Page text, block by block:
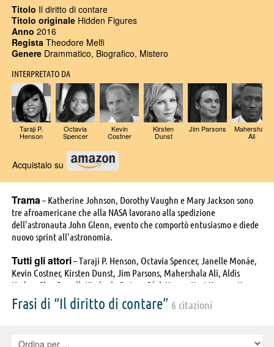
Titolo Il diritto di contare
Titolo originale Hidden Figures
Anno 2016
Regista Theodore Melfi
Genere Drammatico, Biografico, Mistero
INTERPRETATO DA
Taraji P.
Henson
Octavia
Spencer
Kevin
Costner
Kirsten
Dunst
Jim Parsons Mahershala
Ali
Acquistalo su
Trama– Katherine Johnson, Dorothy Vaughn e Mary Jackson sono
tre afroamericane che alla NASA lavorano alla spedizione
dell'astronauta John Glenn, evento che comportò entusiasmo e diede
nuovo sprint all'astronomia.
Tutti gli attori– Taraji P. Henson, Octavia Spencer, Janelle Monáe,
Kevin Costner, Kirsten Dunst, Jim Parsons, Mahershala Ali, Aldis
Hodge, Glen Powell, Kimberly Quinn, Olek Krupa, Kurt Krause, Ken
Strunk, Lidya Jewett, Donna Biscoe, Ariana Neal, Saniyya Sidney, Zani
Jones Mbayise, Tre Stokes, Selah Kimbro Jones, Corey Mendell Parker,
Frasi di “Il diritto di contare” 6 citazioni